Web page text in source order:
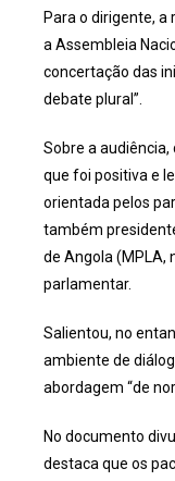
Para o dirigente,
a Assembleia
concertação das
debate plural”.
Sobre a
que foi positiva e
orientada pelos
também
de Angola (MPLA,
parlamentar.
Salientou, no
ambiente de
abordagem “de
No documento
destaca que os